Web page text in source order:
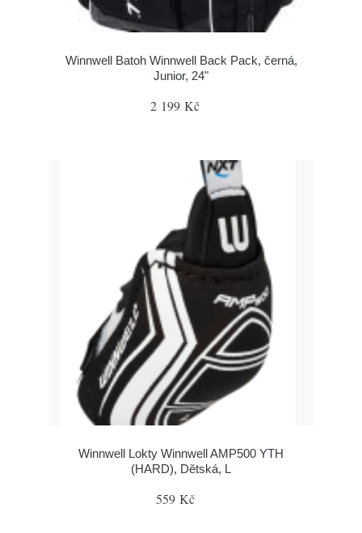
Winnwell Batoh Winnwell Back Pack, černá,
Junior, 24"
2 199 Kč
Winnwell Lokty Winnwell AMP500 YTH
(HARD), Dětská, L
559 Kč